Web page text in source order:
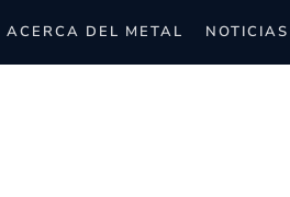
ACERCA DEL METAL NOTICIAS